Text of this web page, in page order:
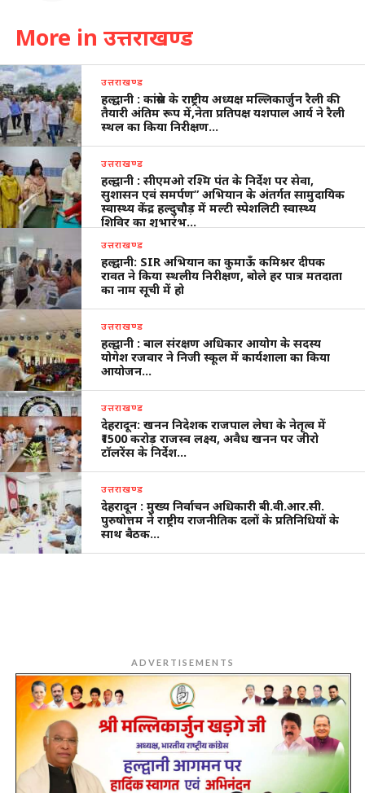
More in उत्तराखण्ड
उत्तराखण्ड
हल्द्वानी : कांग्रेस के राष्ट्रीय अध्यक्ष मल्लिकार्जुन रैली की
तैयारी अंतिम रूप में,नेता प्रतिपक्ष यशपाल आर्य ने रैली
स्थल का किया निरीक्षण…
उत्तराखण्ड
हल्द्वानी : सीएमओ रश्मि पंत के निर्देश पर सेवा,
सुशासन एवं समर्पण” अभियान के अंतर्गत सामुदायिक
स्वास्थ्य केंद्र हल्दुचौड़ में मल्टी स्पेशलिटी स्वास्थ्य
शिविर का शुभारंभ…
उत्तराखण्ड
हल्द्वानी: SIR अभियान का कुमाऊँ कमिश्नर दीपक
रावत ने किया स्थलीय निरीक्षण, बोले हर पात्र मतदाता
का नाम सूची में हो
उत्तराखण्ड
हल्द्वानी : बाल संरक्षण अधिकार आयोग के सदस्य
योगेश रजवार ने निजी स्कूल में कार्यशाला का किया
आयोजन…
उत्तराखण्ड
देहरादून: खनन निदेशक राजपाल लेघा के नेतृत्व में
₹1500 करोड़ राजस्व लक्ष्य, अवैध खनन पर जीरो
टॉलरेंस के निर्देश…
उत्तराखण्ड
देहरादून : मुख्य निर्वाचन अधिकारी बी.वी.आर.सी.
पुरुषोत्तम ने राष्ट्रीय राजनीतिक दलों के प्रतिनिधियों के
साथ बैठक…
ADVERTISEMENTS